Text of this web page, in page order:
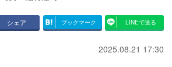
シェア ブックマーク LINEで送る
2025.08.21 17:30